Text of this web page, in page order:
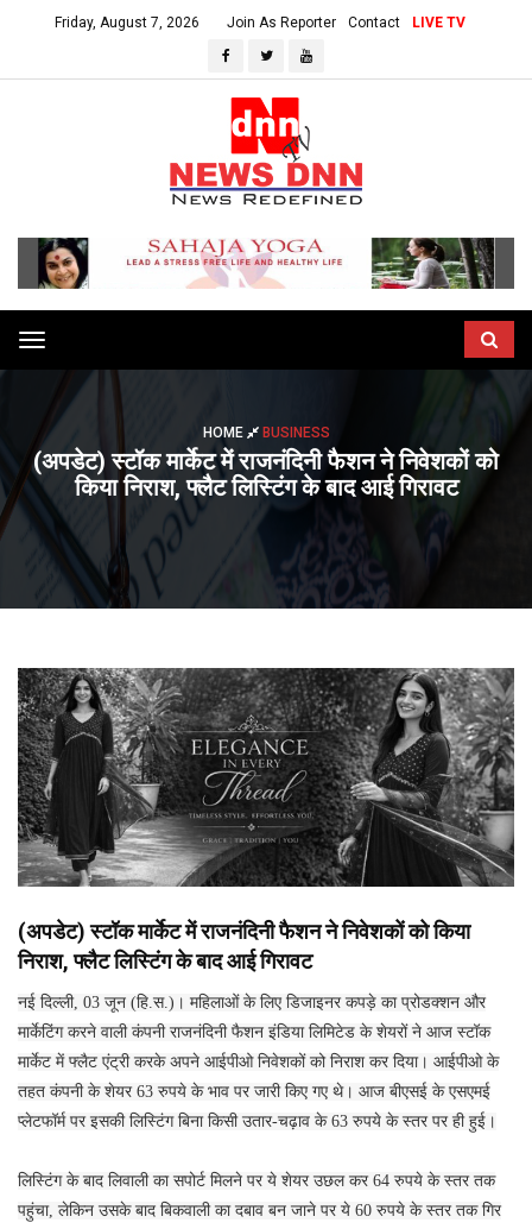
Friday, August 7, 2026 Join As Reporter Contact LIVE TV
Toggle
navigation
HOME BUSINESS
(अपडेट) स्टॉक मार्केट में राजनंदिनी फैशन ने निवेशकों को
किया निराश, फ्लैट लिस्टिंग के बाद आई गिरावट
(अपडेट) स्टॉक मार्केट में राजनंदिनी फैशन ने निवेशकों को किया
निराश, फ्लैट लिस्टिंग के बाद आई गिरावट
नई दिल्ली, 03 जून (हि.स.)। महिलाओं के लिए डिजाइनर कपड़े का प्रोडक्शन और
मार्केटिंग करने वाली कंपनी राजनंदिनी फैशन इंडिया लिमिटेड के शेयरों ने आज स्टॉक
मार्केट में फ्लैट एंट्री करके अपने आईपीओ निवेशकों को निराश कर दिया। आईपीओ के
तहत कंपनी के शेयर 63 रुपये के भाव पर जारी किए गए थे। आज बीएसई के एसएमई
प्लेटफॉर्म पर इसकी लिस्टिंग बिना किसी उतार-चढ़ाव के 63 रुपये के स्तर पर ही हुई।
लिस्टिंग के बाद लिवाली का सपोर्ट मिलने पर ये शेयर उछल कर 64 रुपये के स्तर तक
पहुंचा, लेकिन उसके बाद बिकवाली का दबाव बन जाने पर ये 60 रुपये के स्तर तक गिर